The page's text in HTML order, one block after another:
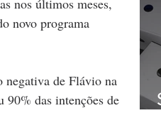
novo programa
negativa de Flávio na
90% das intenções de